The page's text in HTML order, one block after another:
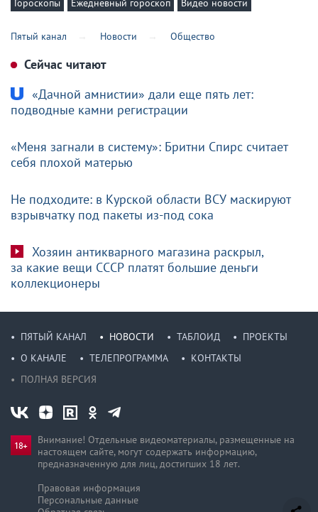
Гороскопы Ежедневный гороскоп Видео новости
Пятый канал Новости Общество
Сейчас читают
«Дачной амнистии» дали еще пять лет:
подводные камни регистрации
«Меня загнали в систему»: Бритни Спирс считает
себя плохой матерью
Не подходите: в Курской области ВСУ маскируют
взрывчатку под пакеты из-под сока
Хозяин антикварного магазина раскрыл,
за какие вещи СССР платят большие деньги
коллекционеры
ПЯТЫЙ КАНАЛ НОВОСТИ ТАБЛОИД
ПРОЕКТЫ
О КАНАЛЕ
ТЕЛЕПРОГРАММА
КОНТАКТЫ
ПОЛНАЯ ВЕРСИЯ
Внимание! Отдельные видеоматериалы, размещенные на
настоящем сайте, могут содержать информацию,
предназначен­ную для лиц, достигших 18 лет.
Правовая информация
Персональные данные